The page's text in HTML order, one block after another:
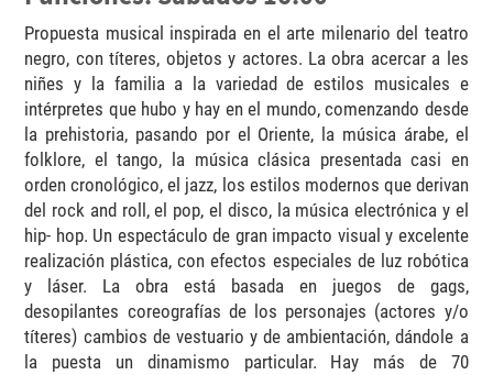
Propuesta musical inspirada en el arte milenario del teatro
negro, con títeres, objetos y actores. La obra acercar a les
niñes y la familia a la variedad de estilos musicales e
intérpretes que hubo y hay en el mundo, comenzando desde
la prehistoria, pasando por el Oriente, la música árabe, el
folklore, el tango, la música clásica presentada casi en
orden cronológico, el jazz, los estilos modernos que derivan
del rock and roll, el pop, el disco, la música electrónica y el
hip- hop. Un espectáculo de gran impacto visual y excelente
realización plástica, con efectos especiales de luz robótica
y láser. La obra está basada en juegos de gags,
desopilantes coreografías de los personajes (actores y/o
títeres) cambios de vestuario y de ambientación, dándole a
la puesta un dinamismo particular. Hay más de 70